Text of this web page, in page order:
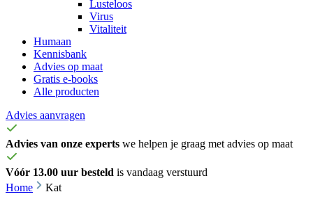
Lusteloos
Virus
Vitaliteit
Humaan
Kennisbank
Advies op maat
Gratis e-books
Alle producten
Advies aanvragen
Advies van onze experts we helpen je graag met advies op maat
Vóór 13.00 uur besteld is vandaag verstuurd
Home
Kat